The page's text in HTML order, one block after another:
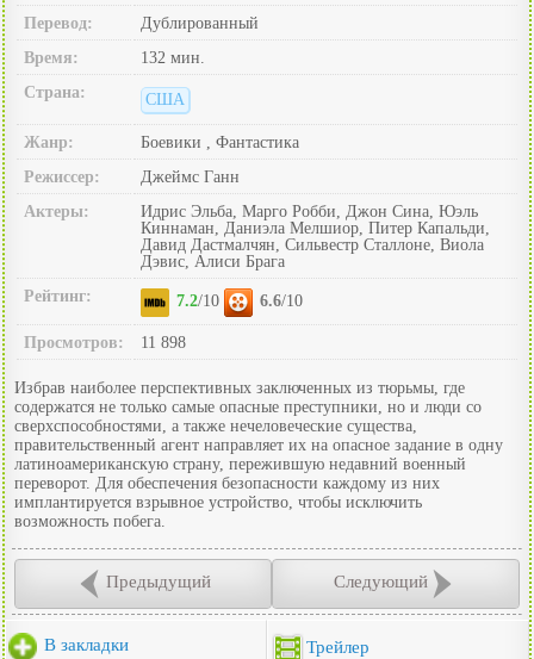
Перевод:
Дублированный
Время:
132 мин.
Страна:
США
Жанр:
Боевики , Фантастика
Режиссер:
Джеймс Ганн
Актеры:
Идрис Эльба, Марго Робби, Джон Сина, Юэль
Киннаман, Даниэла Мелшиор, Питер Капальди,
Давид Дастмалчян, Сильвестр Сталлоне, Виола
Дэвис, Алиси Брага
Рейтинг:
7.2/10 6.6/10
Просмотров: 11 898
Избрав наиболее перспективных заключенных из тюрьмы, где
содержатся не только самые опасные преступники, но и люди со
сверхспособностями, а также нечеловеческие существа,
правительственный агент направляет их на опасное задание в одну
латиноамериканскую страну, пережившую недавний военный
переворот. Для обеспечения безопасности каждому из них
имплантируется взрывное устройство, чтобы исключить
возможность побега.
Предыдущий Следующий
В закладки Трейлер